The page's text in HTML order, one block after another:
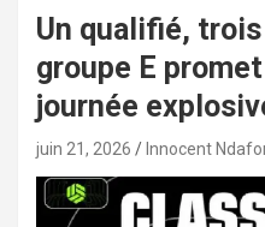
Un qualifié,
groupe E
journée
juin 21, 2026 Innocent